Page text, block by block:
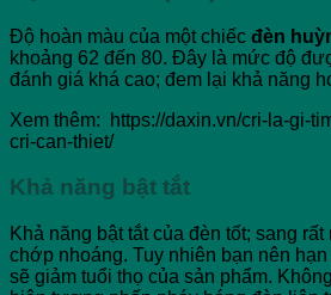
Độ hoàn màu của một chiếc đèn
khoảng 62 đến 80. Đây là mức độ
đánh giá khá cao; đem lại khả năng
Xem thêm: https://daxin.vn/cri-la-gi-
cri-can-thiet/
Khả năng bật tắt
Khả năng bật tắt của đèn tốt; sang
chớp nhoáng. Tuy nhiên bạn nên
sẽ giảm tuổi thọ của sản phẩm.